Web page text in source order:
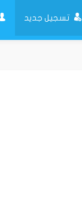
تسجيل جديد